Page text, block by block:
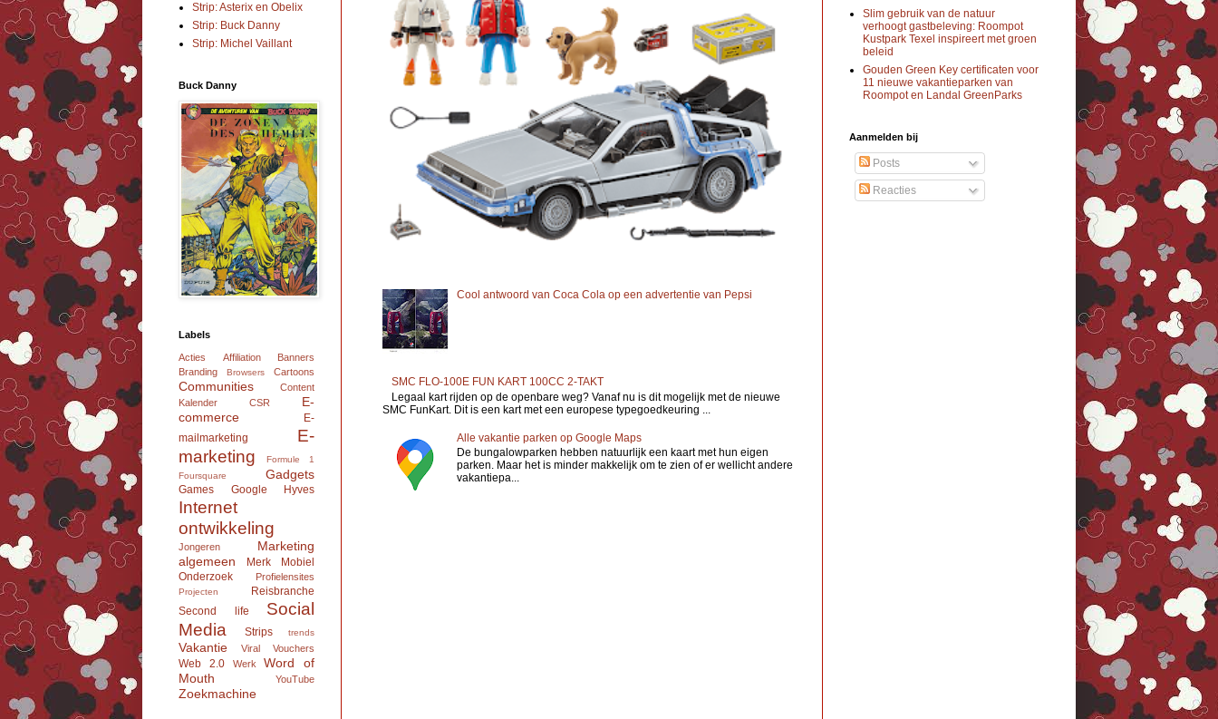
Cool antwoord van Coca Cola op een advertentie van Pepsi
SMC FLO-100E FUN KART 100CC 2-TAKT
Legaal kart rijden op de openbare weg? Vanaf nu is dit mogelijk met de nieuwe
SMC FunKart. Dit is een kart met een europese typegoedkeuring ...
Alle vakantie parken op Google Maps
De bungalowparken hebben natuurlijk een kaart met hun eigen
parken. Maar het is minder makkelijk om te zien of er wellicht andere
vakantiepa...
Strip: Asterix en Obelix
Strip: Buck Danny
Strip: Michel Vaillant
Buck Danny
Labels
Acties Affiliation
Banners
Branding
Browsers Cartoons
Communities
Content
Kalender
CSR
E-
commerce
E-
mailmarketing
E-
marketing
Formule 1
Foursquare
Gadgets
Games Google Hyves
Internet
ontwikkeling
Jongeren
Marketing
algemeen
Merk
Mobiel
Onderzoek
Profielensites
Projecten
Reisbranche
Second life
Social
Media
Strips trends
Vakantie Viral Vouchers
Web 2.0 Werk
Word of
Mouth
YouTube
Zoekmachine
Slim gebruik van de natuur
verhoogt gastbeleving: Roompot
Kustpark Texel inspireert met groen
beleid
Gouden Green Key certificaten voor
11 nieuwe vakantieparken van
Roompot en Landal GreenParks
Aanmelden bij
Posts
Reacties